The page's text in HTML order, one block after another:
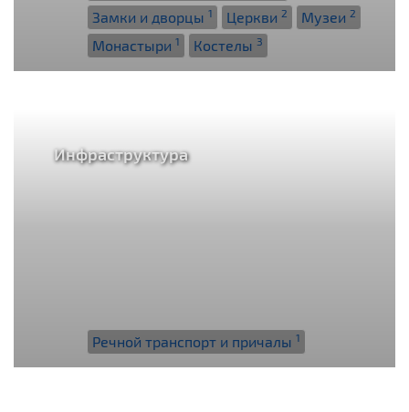
Замки и дворцы 1 Церкви 2 Музеи 2
Монастыри 1 Костелы 3
Инфраструктура
Речной транспорт и причалы 1